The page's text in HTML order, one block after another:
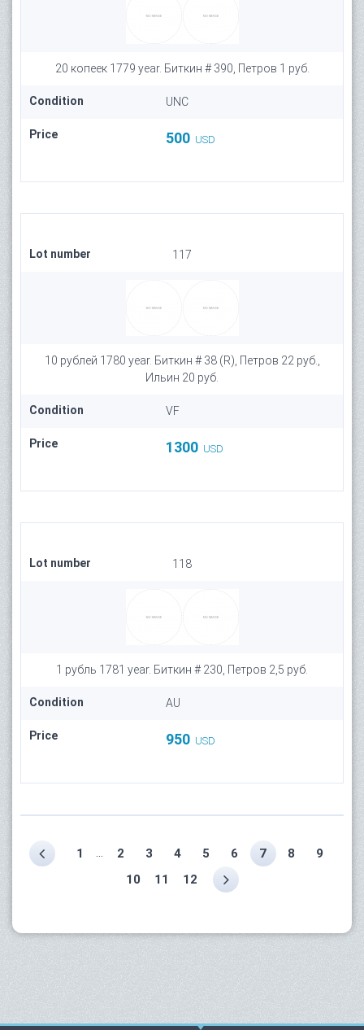
20 копеек 1779 year. Биткин # 390, Петров 1 руб.
Condition UNC
Price 500 USD
Lot number 117
10 рублей 1780 year. Биткин # 38 (R), Петров 22 руб.,
Ильин 20 руб.
Condition VF
Price 1300 USD
Lot number 118
1 рубль 1781 year. Биткин # 230, Петров 2,5 руб.
Condition AU
Price 950 USD
1 2 3 4 5 6 7 8
9
10
11 12